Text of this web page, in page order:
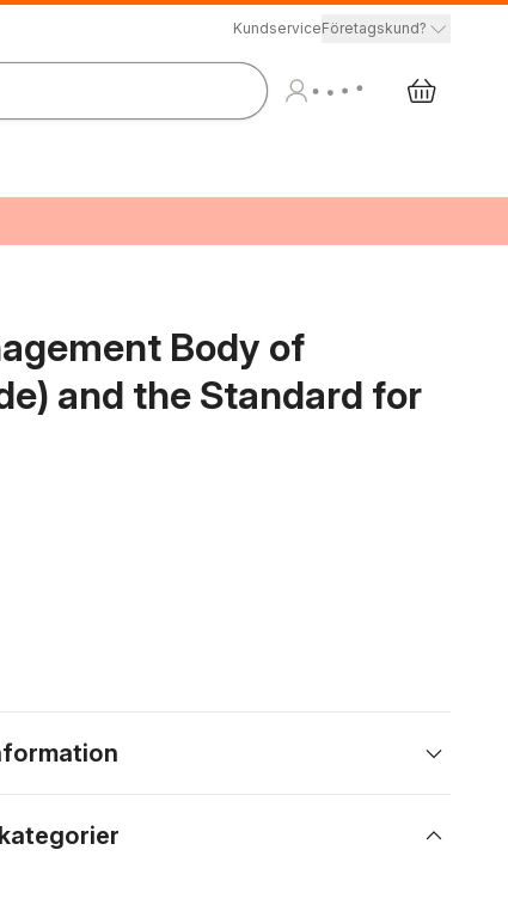
KundserviceFöretagskund?
Body of
and the Standard for